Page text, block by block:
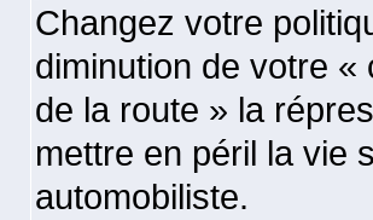
Changez votre
diminution de votre «
de la route » la
mettre en péril la vie
automobiliste.